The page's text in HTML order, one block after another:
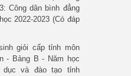
Công dân bình đẳng
2022-2023 (Có đáp
giỏi cấp tỉnh môn
- Bảng B - Năm học
dục và đào tạo tỉnh